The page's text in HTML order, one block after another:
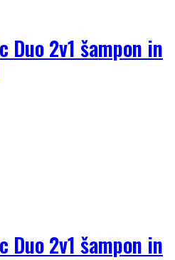
Duo 2v1 šampon in
Duo 2v1 šampon in